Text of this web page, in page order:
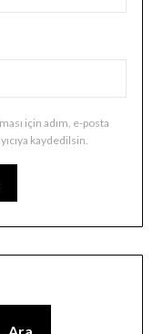
için adım, e-posta
kaydedilsin.
Ara